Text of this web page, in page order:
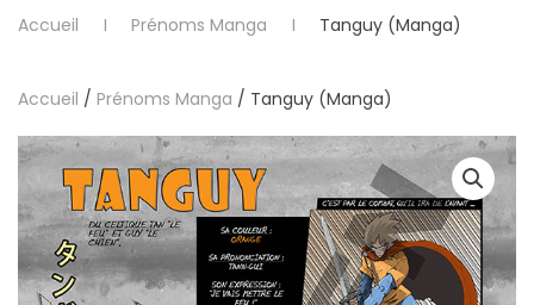
Accueil Prénoms Manga Tanguy (Manga)
Accueil / Prénoms Manga / Tanguy (Manga)